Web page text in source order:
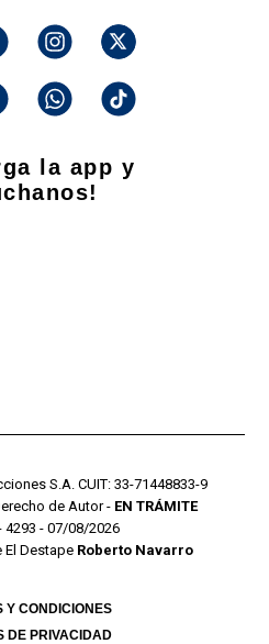
la app y
S.A. CUIT: 33-71448833-9
de Autor - EN TRÁMITE
4293 - 07/08/2026
El Destape Roberto Navarro
Y CONDICIONES
DE PRIVACIDAD